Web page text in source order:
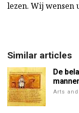
lezen. Wij wensen
Similar articles
De
Arts